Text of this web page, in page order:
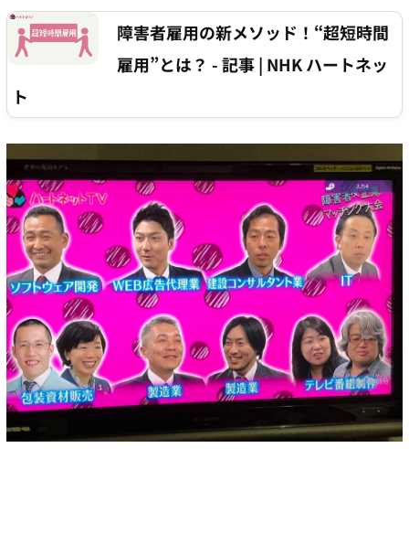
障害者雇用の新メソッド！“超短時間
雇用”とは？ - 記事 | NHK ハートネッ
ト